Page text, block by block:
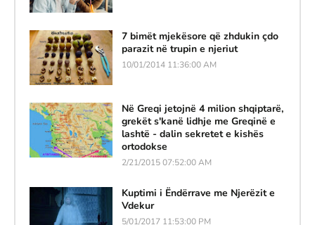
7 bimët mjekësore që zhdukin çdo
parazit në trupin e njeriut
10/01/2014 11:36:00 AM
Në Greqi jetojnë 4 milion shqiptarë,
grekët s'kanë lidhje me Greqinë e
lashtë - dalin sekretet e kishës
ortodokse
2/21/2015 07:52:00 AM
Kuptimi i Ëndërrave me Njerëzit e
Vdekur
5/01/2017 11:53:00 PM